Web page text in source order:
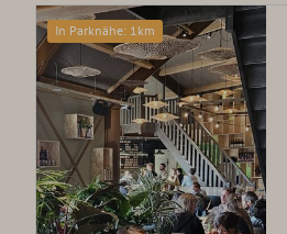
In Parknähe: 1km